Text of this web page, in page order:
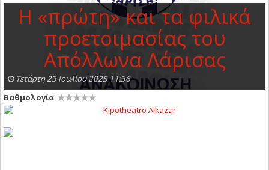
Η «πρώτη» και τα φιλικά
προετοιμασίας του
Aπόλλωνα Λάρισας
Τετάρτη 23 Ιουλίου 2025 11:36
Βαθμολογία